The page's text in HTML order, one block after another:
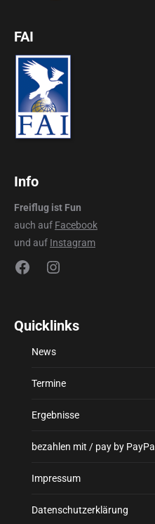
FAI
Info
Freiflug ist Fun
auch auf Facebook
und auf Instagram
FacebookInstagram
Quicklinks
News
Termine
Ergebnisse
bezahlen mit / pay by PayPal
Impressum
Datenschutzerklärung